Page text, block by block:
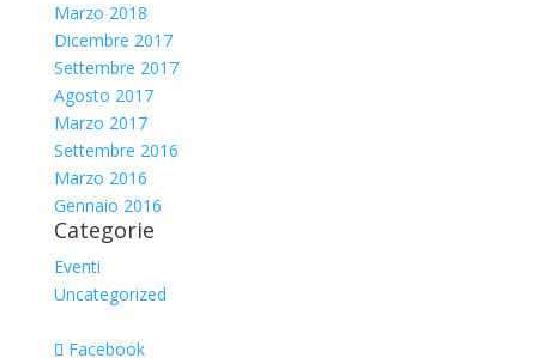
Marzo 2018
Dicembre 2017
Settembre 2017
Agosto 2017
Marzo 2017
Settembre 2016
Marzo 2016
Gennaio 2016
Categorie
Eventi
Uncategorized
Facebook